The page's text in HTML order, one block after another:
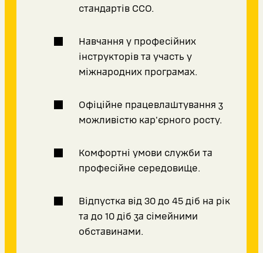
стандартів ССО.
Навчання у професійних
інструкторів та участь у
міжнародних програмах.
Офіційне працевлаштування з
можливістю кар'єрного росту.
Комфортні умови служби та
професійне середовище.
Відпустка від 30 до 45 діб на рік
та до 10 діб за сімейними
обставинами.